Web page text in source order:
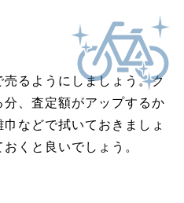
るようにしましょう。ク
、査定額がアップするか
などで拭いておきましょ
くと良いでしょう。